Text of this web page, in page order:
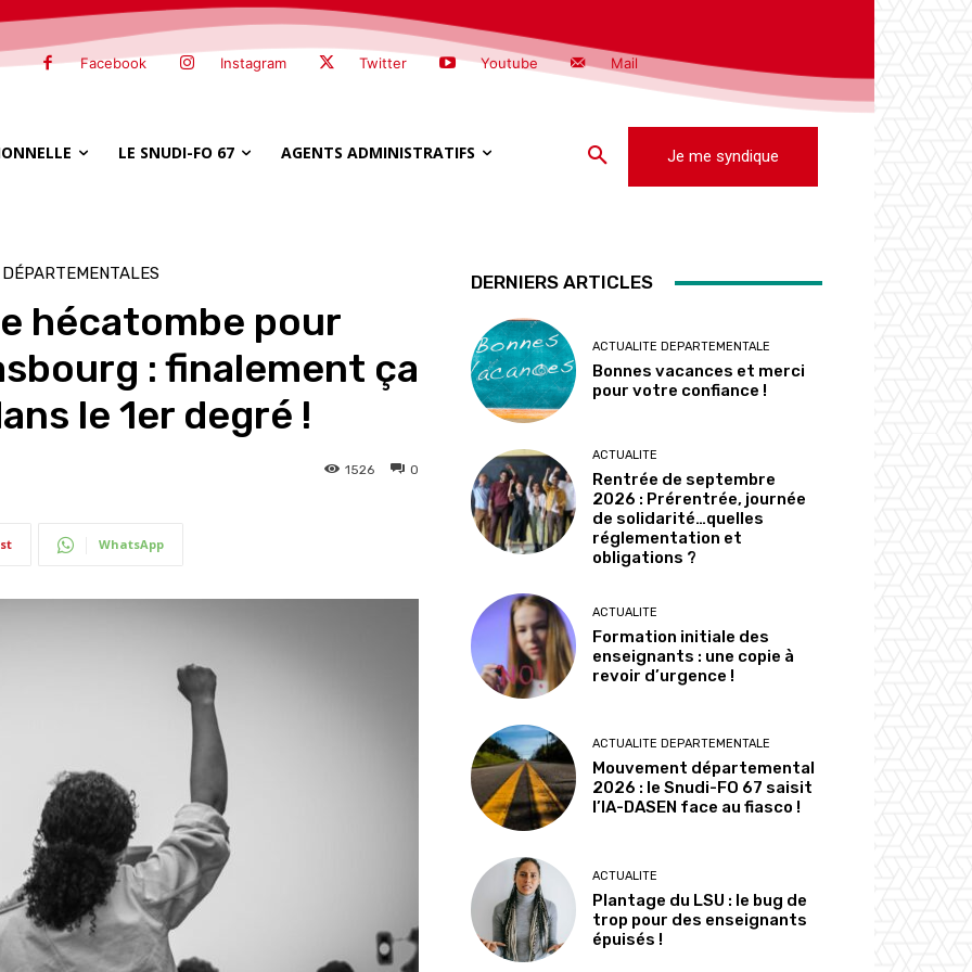
Facebook Instagram Twitter Youtube Mail
LE SNUDI-FO 67 AGENTS ADMINISTRATIFS Je me syndique
hécatombe pour
: finalement ça
le 1er degré !
0
1526
WhatsApp
DERNIERS ARTICLES
ACTUALITE DEPARTEMENTALE
Bonnes vacances et merci
pour votre confiance !
ACTUALITE
Rentrée de septembre
2026 : Prérentrée, journée
de solidarité…quelles
réglementation et
obligations ?
ACTUALITE
Formation initiale des
enseignants : une copie à
revoir d’urgence !
ACTUALITE DEPARTEMENTALE
Mouvement départemental
2026 : le Snudi-FO 67 saisit
l’IA-DASEN face au fiasco !
ACTUALITE
Plantage du LSU : le bug de
trop pour des enseignants
épuisés !